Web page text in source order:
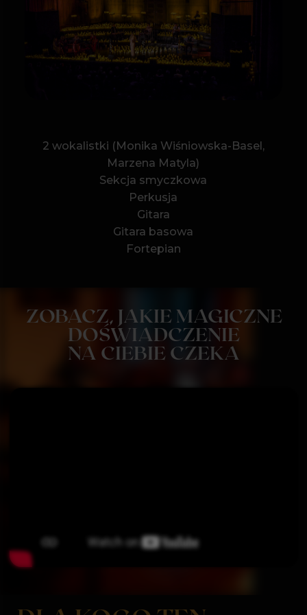
DLA KOGO TEN
WIECZÓR BĘDZIE
WYJĄTKOWY?
się po prostu być blisko, słuchać
i uśmiechać do siebie. To idealna